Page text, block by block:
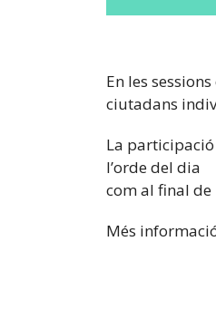
En les
ciutadans
La
l’orde del dia
com al final de
Més